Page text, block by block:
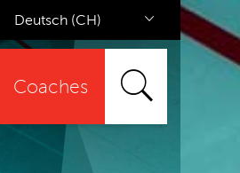
Deutsch (CH)
Coaches